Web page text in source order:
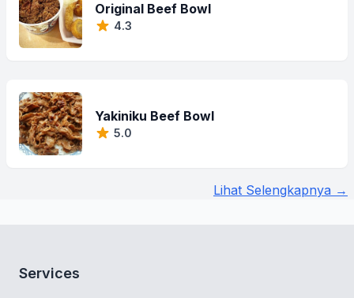
Original Beef Bowl
4.3
Yakiniku Beef Bowl
5.0
Lihat Selengkapnya →
Services